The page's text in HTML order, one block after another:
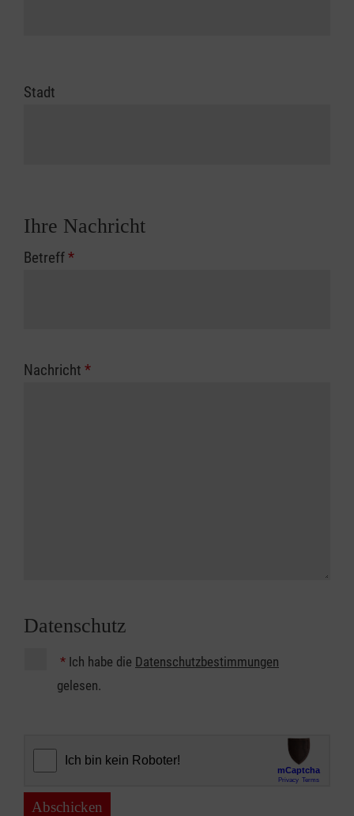
Stadt
Ihre Nachricht
Betreff*
Nachricht *
Datenschutz
* Ich habe die Datenschutzbestimmungen
gelesen.
Abschicken